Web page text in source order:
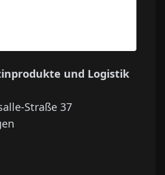
und Logistik
Straße 37